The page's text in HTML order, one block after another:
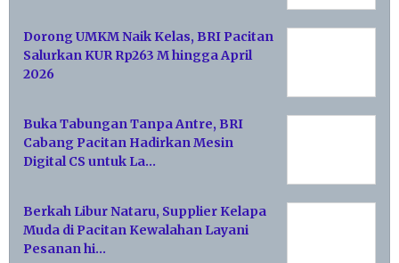
Dorong UMKM Naik Kelas, BRI Pacitan
Salurkan KUR Rp263 M hingga April
2026
Buka Tabungan Tanpa Antre, BRI
Cabang Pacitan Hadirkan Mesin
Digital CS untuk La…
Berkah Libur Nataru, Supplier Kelapa
Muda di Pacitan Kewalahan Layani
Pesanan hi…